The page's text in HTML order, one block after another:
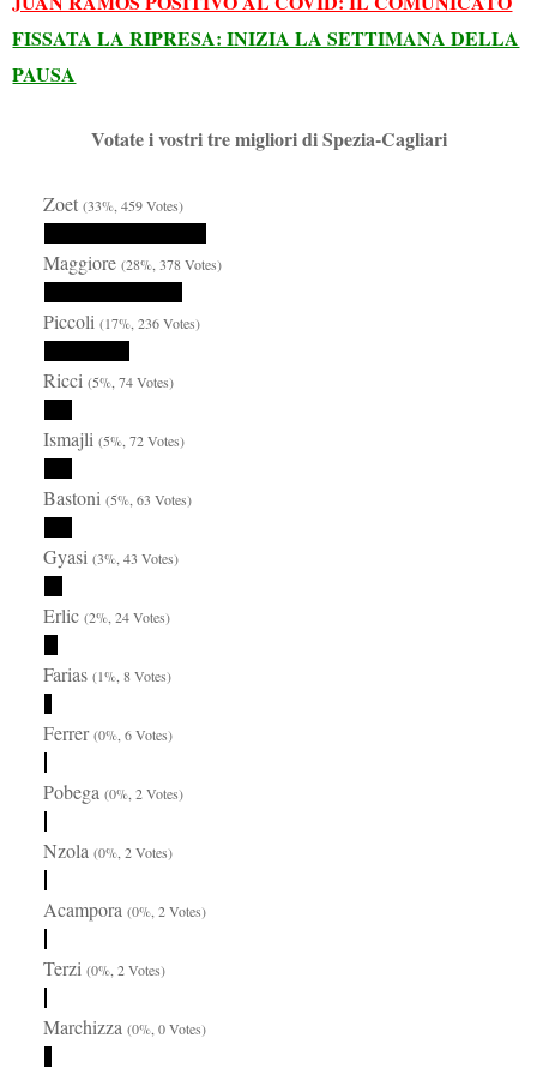
FISSATA LA RIPRESA: INIZIA LA SETTIMANA DELLA
PAUSA
Votate i vostri tre migliori di Spezia-Cagliari
Zoet(33%, 459 Votes)
Maggiore(28%, 378 Votes)
Piccoli(17%, 236 Votes)
Ricci(5%, 74 Votes)
Ismajli(5%, 72 Votes)
Bastoni(5%, 63 Votes)
Gyasi(3%, 43 Votes)
Erlic(2%, 24 Votes)
Farias(1%, 8 Votes)
Ferrer(0%, 6 Votes)
Pobega(0%, 2 Votes)
Nzola(0%, 2 Votes)
Acampora(0%, 2 Votes)
Terzi(0%, 2 Votes)
Marchizza(0%, 0 Votes)